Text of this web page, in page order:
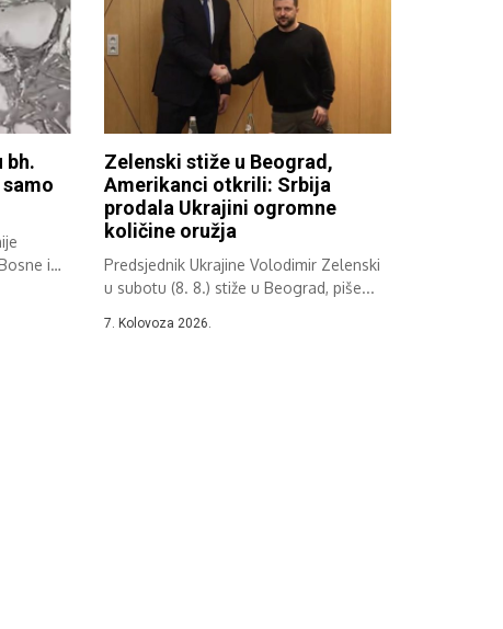
bh.
i
Zelenski stiže u Beograd,
Amerikanci otkrili: Srbija
prodala Ukrajini ogromne
količine oružja
Predsjednik Ukrajine Volodimir Zelenski
u subotu (8. 8.) stiže u Beograd, piše...
7. Kolovoza 2026.